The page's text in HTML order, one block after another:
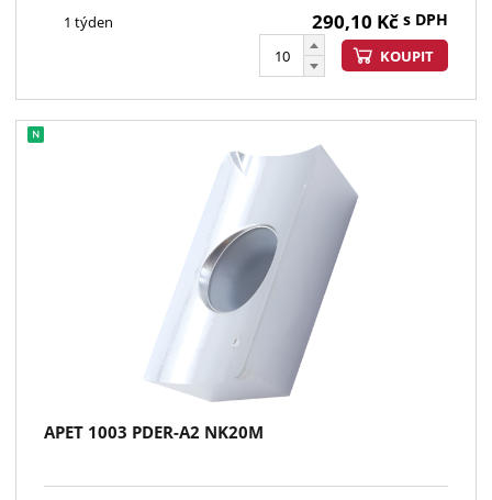
1 týden 290,10 Kč s DPH
KOUPIT
APET 1003 PDER-A2 NK20M